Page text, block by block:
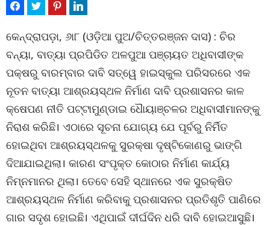
କେନ୍ଦ୍ରାପଡ଼ା, ୬ା୮ (ଓଡ଼ିଆ ପୁଅ/ଚିତ୍ତରଞ୍ଜନ ଦାସ) : ଚିର
ବନ୍ୟା, ବାତ୍ୟା ପ୍ରପିଡିତ ଅଳପୁଆ ପଞ୍ଚାୟତ ଅଧିବାସୀଙ୍କ
ପକ୍ଷରୁ ବାରମ୍ବାର ଦାବି ସତ୍ୱେ ହାଇସ୍କୁଲ ପରିସରରେ ଏକ
ନୂତନ ବାତ୍ୟା ଆଶ୍ରୟସ୍ଥଳ ନିର୍ମାଣ ଦାବି ପ୍ରଶାସନର କାଳ
କ୍ଷେପଣ ନୀତି ପଟ୍ଟାମୁଣ୍ଡାଇ ଧୈାୟାଞ୍ଚଳର ଅଧିବାସୀମାନଙ୍କୁ
ନିରାଶ କରିଛି। ଏଠାରେ ସୂଚନା ଯୋଗ୍ୟ ଯେ ପୂର୍ବରୁ ନିର୍ମିତ
ହୋଇଥିବା ଆଶ୍ରୟସ୍ଥଳକୁ ସୁରକ୍ଷା ଦୃଷ୍ଟିକୋଣରୁ ଭାଙ୍ଗି
ଦିଆଯାଇଥିଲା। କାରଣ ସଂପୃକ୍ତ କୋଠାର ନିର୍ମାଣ କାର୍ଯ୍ୟ
ନିମ୍ନମାନର ଥିଲା। ତେବେ ସେହି ସ୍ଥାନରେ ଏକ ସୁରକ୍ଷିତ
ଆଶ୍ରୟସ୍ଥଳ ନିର୍ମାଣ କରିବାକୁ ପ୍ରଶାସନର ପ୍ରତିଶୃତି ପାଣିରେ
ଗାର ସଦୃଶ ହୋଇଛି। ଏଥିପାଇଁ ଦୀର୍ଘଦିନ ଧରି ଦାବି ହୋଇଆସୁଛି।